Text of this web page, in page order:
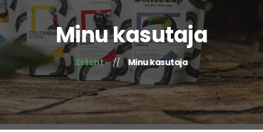
Minu kasutaja
Esileht Minu kasutaja